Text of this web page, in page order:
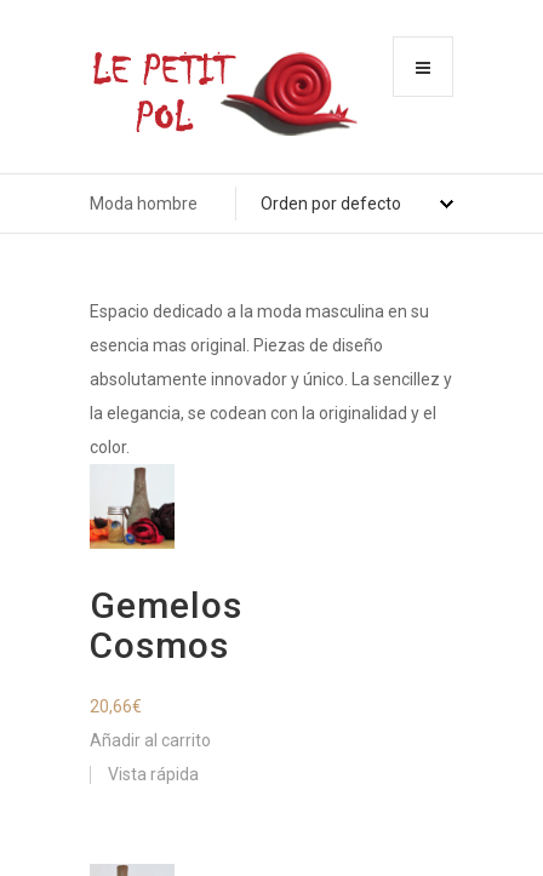
Moda hombre
Espacio dedicado a la moda masculina en su
esencia mas original. Piezas de diseño
absolutamente innovador y único. La sencillez y
la elegancia, se codean con la originalidad y el
color.
Gemelos
Cosmos
20,66€
Añadir al carrito
Vista rápida